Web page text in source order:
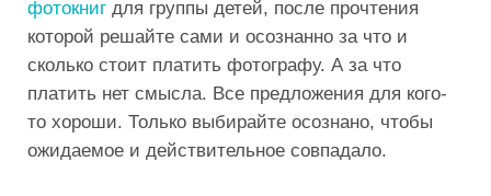
фотокниг для группы детей, после прочтения
которой решайте сами и осознанно за что и
сколько стоит платить фотографу. А за что
платить нет смысла. Все предложения для кого-
то хороши. Только выбирайте осознано, чтобы
ожидаемое и действительное совпадало.